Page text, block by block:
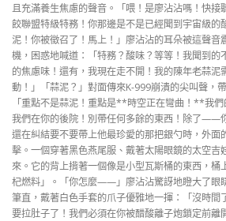
且充滿養生焦慮的聲音。「喂！是廖沾沾嗎！快接
餃聯盟特級特務！你那邊是不是已經聞到宇宙級的
泥！你被徵召了！馬上！」廖沾沾的耳朵被這聲音
機，困惑地喊道：「特務？酸味？等等！我聞到的
的焦慮味！還有，我現在走不開！我的陳年老蒜泥
動！」「蒜泥？」對面傳來K-999崩潰的尖叫聲，
「重點不是蒜泥！重點是**時空正在彎曲！**我們
我們在你的後院！別帶任何多餘的東西！除了——
還在糾結要不要帶上他最珍愛的那把銀勺時，外面
擊。一個穿著黑色燕尾服、戴著太陽眼鏡的太空吉
來。它的背上揹著一個像是小型瓦斯桶的東西，桶
杞燃料」。「你怎麼——」廖沾沾驚訝地瞪大了眼
筆直，戴著白色手套的爪子優雅地一揮：「沒時間
要拉肚子了！我們必須在你被醋酸離子炮鎖定前離